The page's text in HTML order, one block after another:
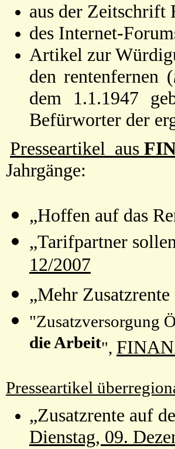
aus der Zeitschrift
des Internet-
Artikel zur
den rentenfernen (
dem 1.1.1947
Befürworter der
Presseartikel aus
Jahrgänge:
„Hoffen auf das
„Tarifpartner
12/2007
„Mehr
"Zusatzversorgung
die Arbeit",
Presseartikel
„Zusatzrente auf
Dienstag, 09.